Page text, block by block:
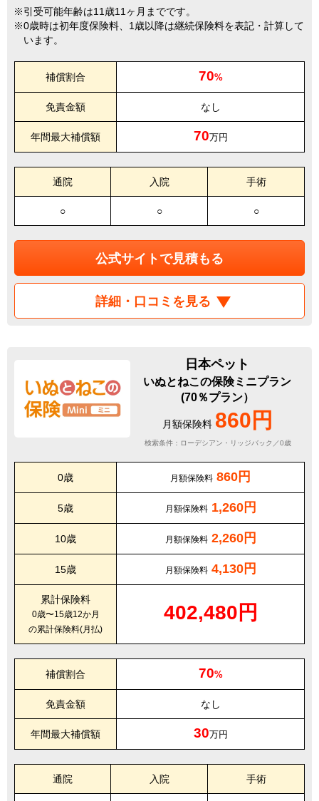
引受可能年齢は11歳11ヶ月までです。
0歳時は初年度保険料、1歳以降は継続保険料を表記・計算して
います。
補償割合 70%
免責金額 なし
年間最大補償額 70万円
通院 入院 手術
○ ○ ○
公式サイトで見積もる
詳細・口コミを見る
日本ペット
いぬとねこの保険ミニプラン
(70％プラン）
月額保険料 860円
検索条件：ローデシアン・リッジバック／0歳
0歳 月額保険料 860円
5歳 月額保険料 1,260円
10歳 月額保険料 2,260円
15歳 月額保険料 4,130円
累計保険料
0歳〜15歳12か月
の累計保険料(月払)
402,480円
補償割合 70%
免責金額 なし
年間最大補償額 30万円
通院 入院 手術